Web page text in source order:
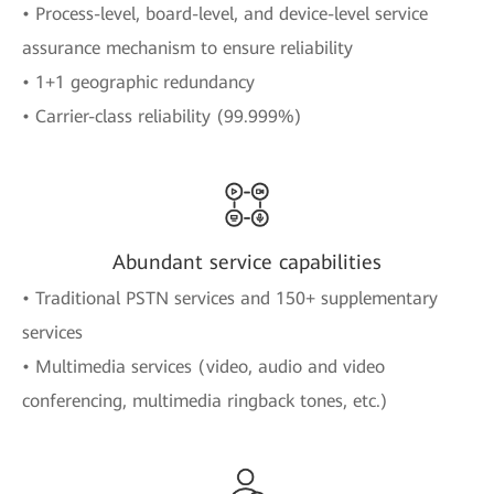
• Process-level, board-level, and device-level service
assurance mechanism to ensure reliability
• 1+1 geographic redundancy
• Carrier-class reliability (99.999%)
Abundant service capabilities
• Traditional PSTN services and 150+ supplementary
services
• Multimedia services (video, audio and video
conferencing, multimedia ringback tones, etc.)